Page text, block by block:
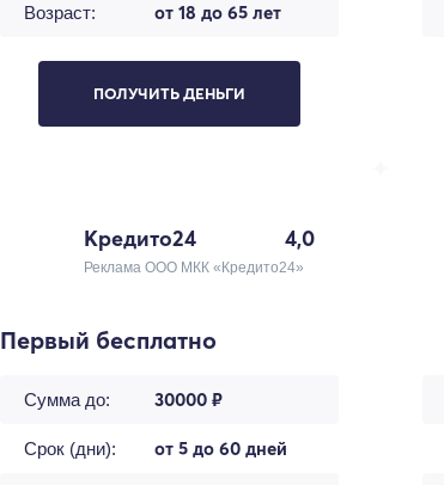
Возраст: от 18 до 65 лет
ПОЛУЧИТЬ ДЕНЬГИ
Кредито24 4,0
Реклама ООО МКК «Кредито24»
Первый бесплатно
Сумма до: 30000 ₽
Срок (дни): от 5 до 60 дней